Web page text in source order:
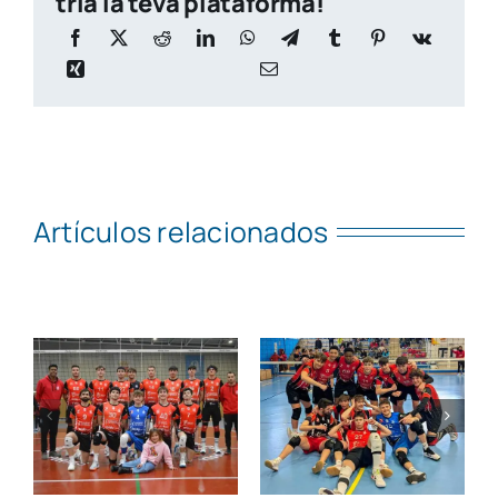
Artículos relacionados
blanco para
los equipos
de la
superliga 2
Una victoria
y una derrota
para el Xàtiva
Voleibol